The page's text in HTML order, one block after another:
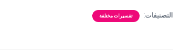
التصنيفات: تفسيرات مختلفة